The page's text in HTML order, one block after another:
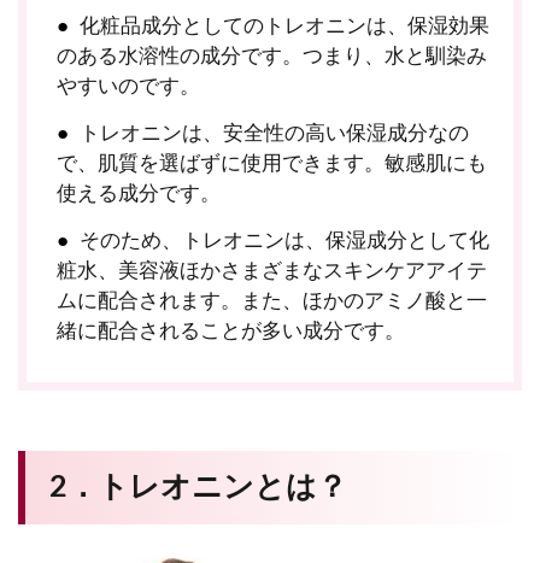
化粧品成分としてのトレオニンは、保湿効果
のある水溶性の成分です。つまり、水と馴染み
やすいのです。
トレオニンは、安全性の高い保湿成分なの
で、肌質を選ばずに使用できます。敏感肌にも
使える成分です。
そのため、トレオニンは、保湿成分として化
粧水、美容液ほかさまざまなスキンケアアイテ
ムに配合されます。また、ほかのアミノ酸と一
緒に配合されることが多い成分です。
2．トレオニンとは？